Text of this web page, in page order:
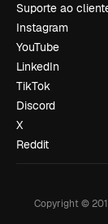
Suporte ao
Instagram
YouTube
LinkedIn
TikTok
Discord
X
Reddit
Copyright ©